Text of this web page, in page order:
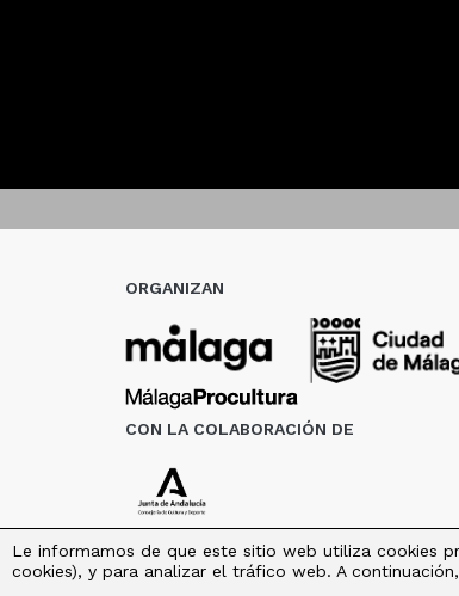
ORGANIZAN
CON LA COLABORACIÓN DE
Le informamos de que este sitio web utiliza cookies
cookies), y para analizar el tráfico web. A